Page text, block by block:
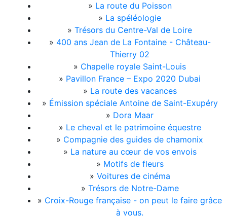
» La route du Poisson
» La spéléologie
» Trésors du Centre-Val de Loire
» 400 ans Jean de La Fontaine - Château-
Thierry 02
» Chapelle royale Saint-Louis
» Pavillon France – Expo 2020 Dubai
» La route des vacances
» Émission spéciale Antoine de Saint-Exupéry
» Dora Maar
» Le cheval et le patrimoine équestre
» Compagnie des guides de chamonix
» La nature au cœur de vos envois
» Motifs de fleurs
» Voitures de cinéma
» Trésors de Notre-Dame
» Croix-Rouge française - on peut le faire grâce
à vous.